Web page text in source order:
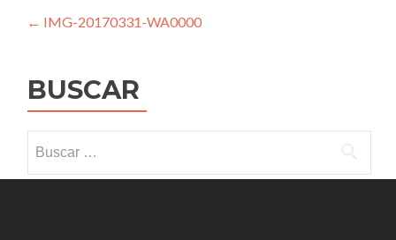
Navegación
entradas
← IMG-20170331-WA0000
BUSCAR